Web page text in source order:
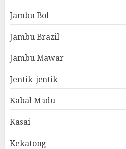
Jambu Bol
Jambu Brazil
Jambu Mawar
Jentik-jentik
Kabal Madu
Kasai
Kekatong